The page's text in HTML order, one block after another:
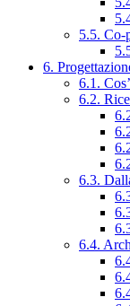
5.5. Co-
6.
6.1.
6.2.
6.3.
6.4.